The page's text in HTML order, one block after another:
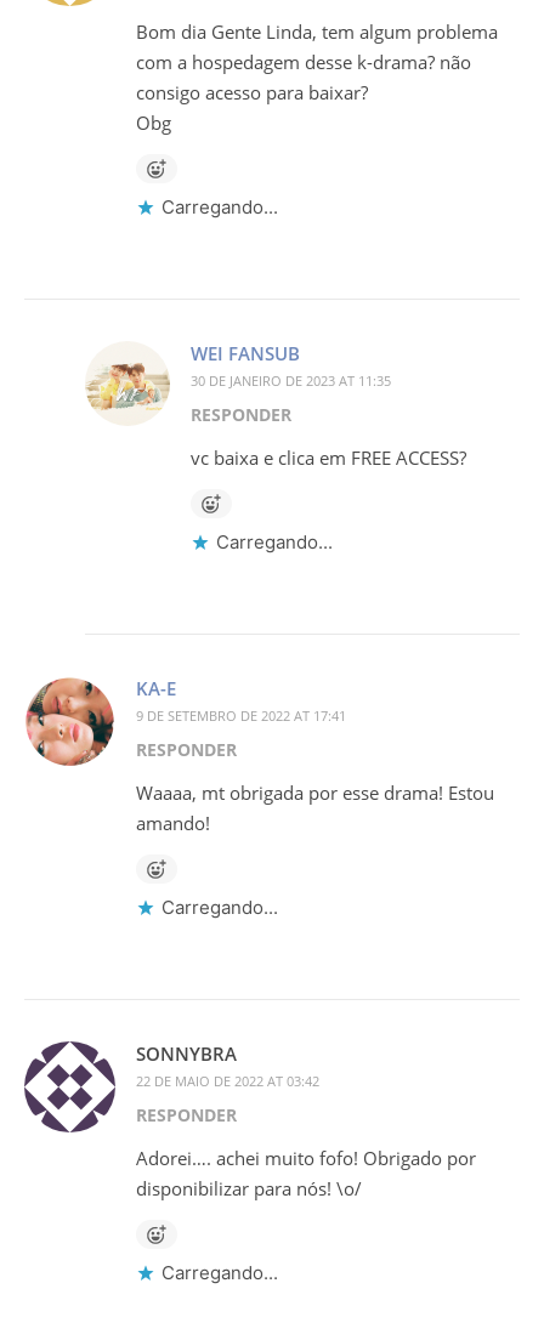
Bom dia Gente Linda, tem algum problema
com a hospedagem desse k-drama? não
consigo acesso para baixar?
Obg
Carregando...
WEI FANSUB
30 DE JANEIRO DE 2023 AT 11:35
RESPONDER
vc baixa e clica em FREE ACCESS?
Carregando...
KA-E
9 DE SETEMBRO DE 2022 AT 17:41
RESPONDER
Waaaa, mt obrigada por esse drama! Estou
amando!
Carregando...
SONNYBRA
22 DE MAIO DE 2022 AT 03:42
RESPONDER
Adorei…. achei muito fofo! Obrigado por
disponibilizar para nós! \o/
Carregando...